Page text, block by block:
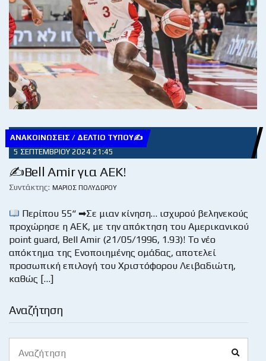
Αναζήτηση
for:
ΑΝΑΚΟΙΝΏΣΕΙΣ / ΔΕΛΤΊΟ ΤΎΠΟΥ✍
5 ΣΕΠΤΕΜΒΡΊΟΥ 2024 21:45
✍Bell Amir για ΑΕΚ!
Συντάκτης: ΜΆΡΙΟΣ ΠΟΛΥΔΏΡΟΥ
Περίπου 55“ ➡Σε μιαν κίνηση… ισχυρού βεληνεκούς
προχώρησε η ΑΕΚ, με την απόκτηση του Αμερικανικού
point guard, Bell Amir (21/05/1996, 1.93)! Το νέο
απόκτημα της Ενοποιημένης ομάδας, αποτελεί
προσωπική επιλογή του Χριστόφορου Λειβαδιώτη,
καθώς […]